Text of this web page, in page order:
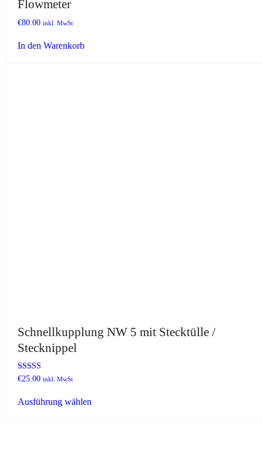
Flowmeter
€80.00 inkl. MwSt
In den Warenkorb
Schnellkupplung NW 5 mit Stecktülle /
Stecknippel
Bewertet mit
€25.00 inkl. MwSt
Ausführung wählenProdukt